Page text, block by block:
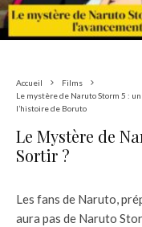
Accueil
Films
Le mystère de Naruto Storm 5 :
l’histoire de Boruto
Le Mystère de
Sortir ?
Les fans de Naruto,
aura pas de Naruto